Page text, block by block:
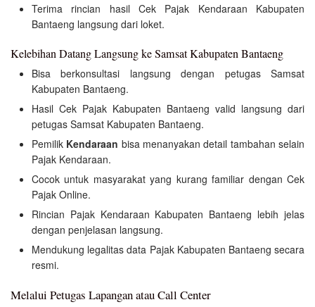
Terima rincian hasil Cek Pajak Kendaraan Kabupaten
Bantaeng langsung dari loket.
Kelebihan Datang Langsung ke Samsat Kabupaten Bantaeng
Bisa berkonsultasi langsung dengan petugas Samsat
Kabupaten Bantaeng.
Hasil Cek Pajak Kabupaten Bantaeng valid langsung dari
petugas Samsat Kabupaten Bantaeng.
Pemilik Kendaraan bisa menanyakan detail tambahan selain
Pajak Kendaraan.
Cocok untuk masyarakat yang kurang familiar dengan Cek
Pajak Online.
Rincian Pajak Kendaraan Kabupaten Bantaeng lebih jelas
dengan penjelasan langsung.
Mendukung legalitas data Pajak Kabupaten Bantaeng secara
resmi.
Melalui Petugas Lapangan atau Call Center